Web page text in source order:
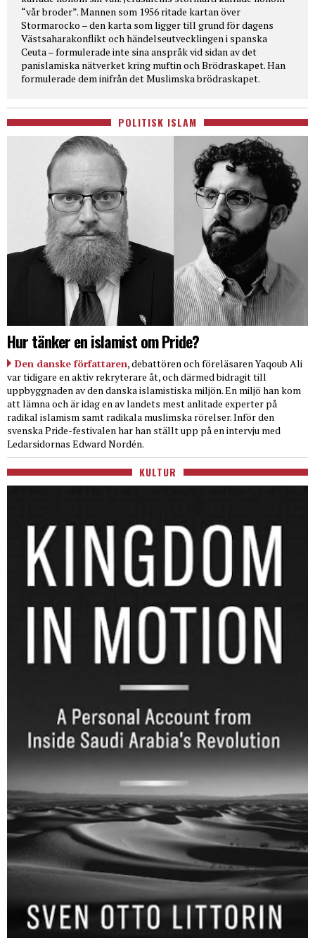
“vår broder”. Mannen som 1956 ritade kartan över
Stormarocko – den karta som ligger till grund för dagens
Västsaharakonflikt och händelseutvecklingen i spanska
Ceuta – formulerade inte sina anspråk vid sidan av det
panislamiska nätverket kring muftin och Brödraskapet. Han
formulerade dem inifrån det Muslimska brödraskapet.
POLITISK ISLAM
Hur tänker en islamist om Pride?
Den danske författaren, debattören och föreläsaren Yaqoub Ali
var tidigare en aktiv rekryterare åt, och därmed bidragit till
uppbyggnaden av den danska islamistiska miljön. En miljö han kom
att lämna och är idag en av landets mest anlitade experter på
radikal islamism samt radikala muslimska rörelser. Inför den
svenska Pride-festivalen har han ställt upp på en intervju med
Ledarsidornas Edward Nordén.
KULTUR